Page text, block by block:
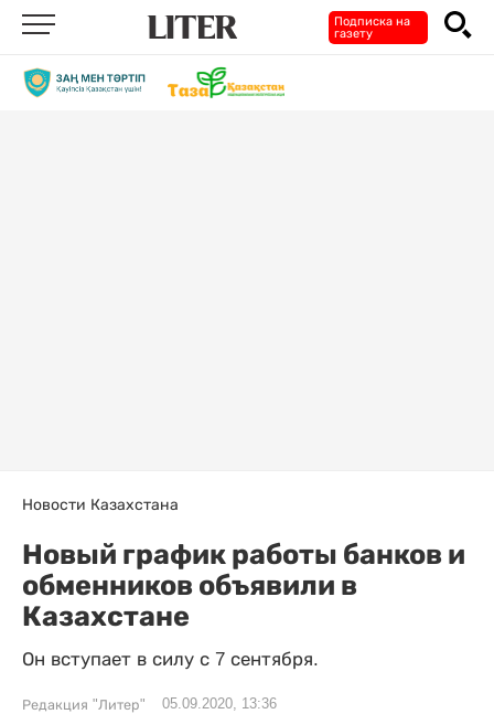
Подписка на
газету
Новости Казахстана
Новый график работы банков и
обменников объявили в
Казахстане
Он вступает в силу с 7 сентября.
Редакция "Литер" 05.09.2020, 13:36